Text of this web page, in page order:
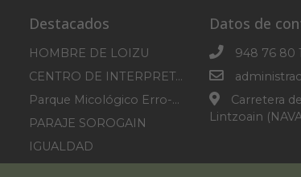
Destacados
HOMBRE DE LOIZU
CENTRO DE INTERPRETACION DE SOROGAIN
Parque Micológico Erro-Roncesvalles
PARAJE SOROGAIN
IGUALDAD
Datos de
948 76 80
Carretera
Lintzoain